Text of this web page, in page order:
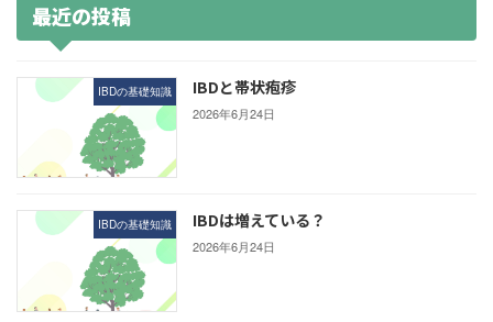
最近の投稿
IBDの基礎知識 IBDと帯状疱疹
2026年6月24日
IBDの基礎知識 IBDは増えている？
2026年6月24日